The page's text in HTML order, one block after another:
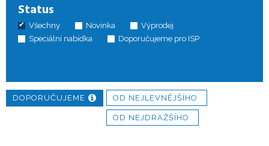
Status
Všechny Novinka
Výprodej
Speciální nabídka
Doporučujeme pro ISP
DOPORUČUJEME OD NEJLEVNĚJŠÍHO
OD NEJDRAŽŠÍHO